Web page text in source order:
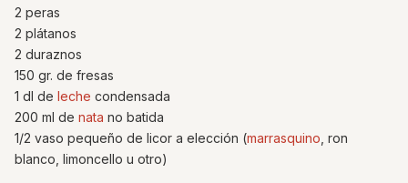
2 peras
2 plátanos
2 duraznos
150 gr. de fresas
1 dl de leche condensada
200 ml de nata no batida
1/2 vaso pequeño de licor a elección (marrasquino , ron
blanco, limoncello u otro)